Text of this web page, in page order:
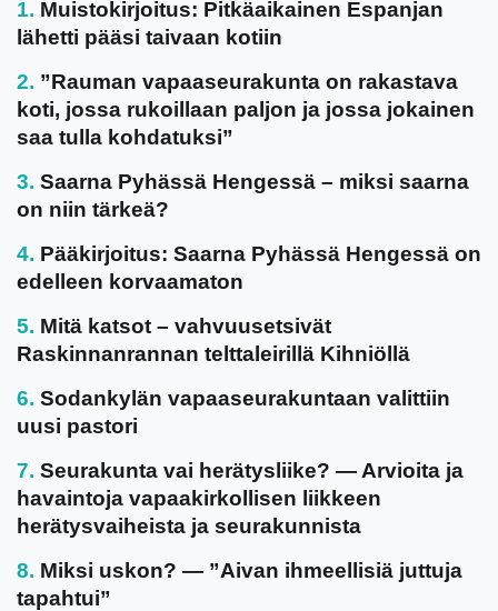
Muistokirjoitus: Pitkäaikainen Espanjan
lähetti pääsi taivaan kotiin
”Rauman vapaaseurakunta on rakastava
koti, jossa rukoillaan paljon ja jossa jokainen
saa tulla kohdatuksi”
Saarna Pyhässä Hengessä – miksi saarna
on niin tärkeä?
Pääkirjoitus: Saarna Pyhässä Hengessä on
edelleen korvaamaton
Mitä katsot – vahvuusetsivät
Raskinnanrannan telttaleirillä Kihniöllä
Sodankylän vapaaseurakuntaan valittiin
uusi pastori
Seurakunta vai herätysliike? — Arvioita ja
havaintoja vapaakirkollisen liikkeen
herätysvaiheista ja seurakunnista
Miksi uskon? — ”Aivan ihmeellisiä juttuja
tapahtui”